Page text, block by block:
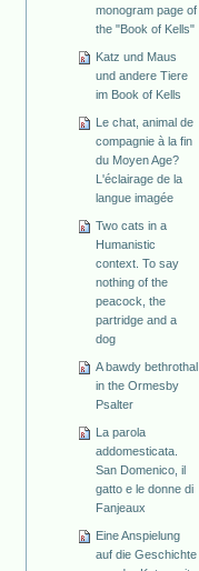
monogram page of
the "Book of Kells"
Katz und Maus
und andere Tiere
im Book of Kells
Le chat, animal de
compagnie à la fin
du Moyen Age?
L'éclairage de la
langue imagée
Two cats in a
Humanistic
context. To say
nothing of the
peacock, the
partridge and a
dog
A bawdy bethrothal
in the Ormesby
Psalter
La parola
addomesticata.
San Domenico, il
gatto e le donne di
Fanjeaux
Eine Anspielung
auf die Geschichte